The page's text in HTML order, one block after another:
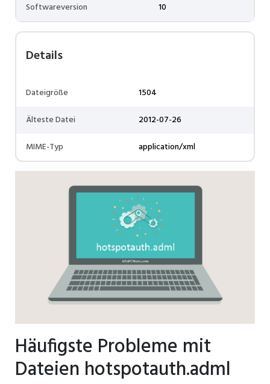
Softwareversion
10
Details
Dateigröße
1504
Älteste Datei
2012-07-26
MIME-Typ
application/xml
Häufigste Probleme mit
Dateien hotspotauth.adml